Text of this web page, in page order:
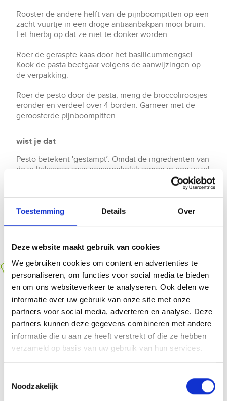
Toestemming Details Over
Deze website maakt gebruik van cookies
We gebruiken cookies om content en advertenties te
personaliseren, om functies voor social media te bieden
en om ons websiteverkeer te analyseren. Ook delen we
informatie over uw gebruik van onze site met onze
partners voor social media, adverteren en analyse. Deze
partners kunnen deze gegevens combineren met andere
informatie die u aan ze heeft verstrekt of die ze hebben
verzameld op basis van uw gebruik van hun services.
Noodzakelijk
Rooster de andere helft van de pijnboompitten op een
zacht vuurtje in een droge antiaanbakpan mooi bruin.
Let hierbij op dat ze niet te donker worden.
Roer de geraspte kaas door het basilicummengsel.
Kook de pasta beetgaar volgens de aanwijzingen op
de verpakking.
Roer de pesto door de pasta, meng de broccoliroosjes
eronder en verdeel over 4 borden. Garneer met de
geroosterde pijnboompitten.
wist je dat
Pesto betekent ‘gestampt’. Omdat de ingrediënten van
deze Italiaanse saus oorspronkelijk samen in een vijzel
Een Siciliaanse variant, pesto alla trapanese, soms
“rode pesto” genoemd, wordt bereid met onder meer
tomaten en amandelen.
tip
Je kan deze maaltijd ook nog aanvullen met een verse
tomatensalade.
meer recepten